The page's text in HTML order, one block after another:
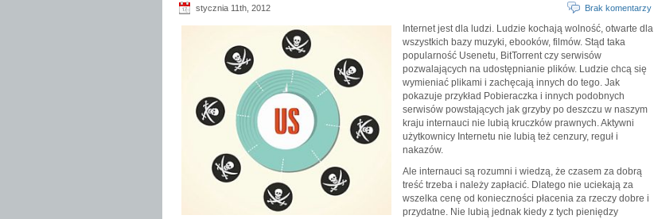
stycznia 11th, 2012 Brak komentarzy
Internet jest dla ludzi. Ludzie kochają wolność, otwarte dla
wszystkich bazy muzyki, ebooków, filmów. Stąd taka
popularność Usenetu, BitTorrent czy serwisów
pozwalających na udostępnianie plików. Ludzie chcą się
wymieniać plikami i zachęcają innych do tego. Jak
pokazuje przykład Pobieraczka i innych podobnych
serwisów powstających jak grzyby po deszczu w naszym
kraju internauci nie lubią kruczków prawnych. Aktywni
użytkownicy Internetu nie lubią też cenzury, reguł i
nakazów.
Ale internauci są rozumni i wiedzą, że czasem za dobrą
treść trzeba i należy zapłacić. Dlatego nie uciekają za
wszelka cenę od konieczności płacenia za rzeczy dobre i
przydatne. Nie lubią jednak kiedy z tych pieniędzy